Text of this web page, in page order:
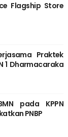
Flagship Store
Praktek
1 Dharmacaraka
pada KPPN
PNBP